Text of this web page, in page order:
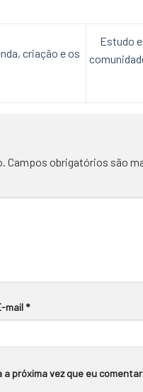
criação e os
Estudo
Campos obrigatórios são
mail *
próxima vez que eu